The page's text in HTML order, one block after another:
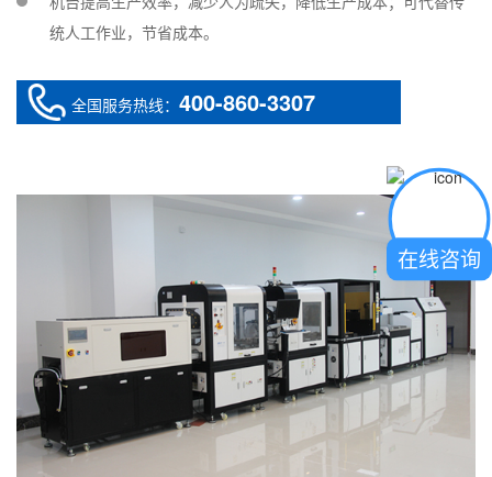
Operating
humidity
20-90% no condensation
外型尺寸
重量 Weight 约85kg around85kg 约75kg around75kg
统人工作业，节省成本。
全国服务热线： 400-860-3307
在线咨询